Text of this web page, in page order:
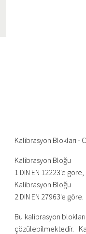
Kalibrasyon Blokları -
Kalibrasyon Bloğu
1 DIN EN 12223'e göre,
Kalibrasyon Bloğu
2 DIN EN 27963'e göre.
Bu kalibrasyon
çözülebilmektedir.